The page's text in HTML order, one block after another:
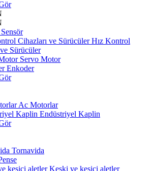
Hız Kontrol
Sürücüler
Servo Motor
Enkoder
Ac Motorlar
Endüstriyel Kaplin
Tornavida
Keski ve kesici aletler